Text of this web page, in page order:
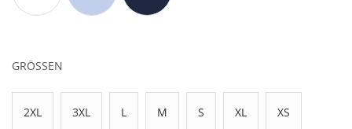
GRÖSSEN
2XL 3XL L M S XL XS